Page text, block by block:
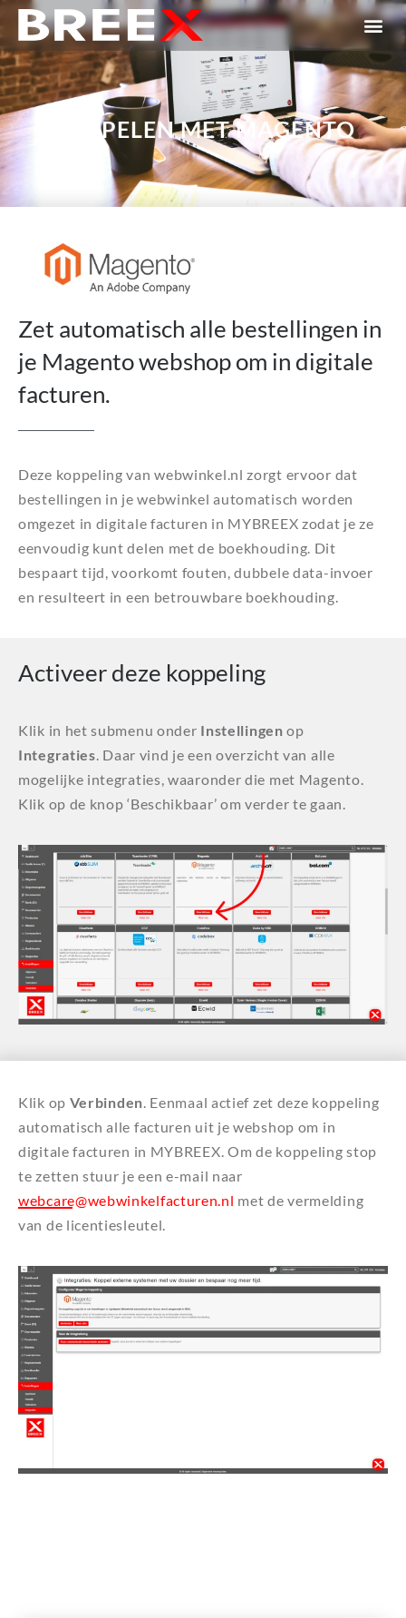
KOPPELEN MET MAGENTO
Zet automatisch alle bestellingen in
je Magento webshop om in digitale
facturen.
Deze koppeling van webwinkel.nl zorgt ervoor dat
bestellingen in je webwinkel automatisch worden
omgezet in digitale facturen in MYBREEX zodat je ze
eenvoudig kunt delen met de boekhouding. Dit
bespaart tijd, voorkomt fouten, dubbele data-invoer
en resulteert in een betrouwbare boekhouding.
Activeer deze koppeling
Klik in het submenu onder Instellingen op
Integraties . Daar vind je een overzicht van alle
mogelijke integraties, waaronder die met Magento.
Klik op de knop ‘Beschikbaar’ om verder te gaan.
Klik op Verbinden. Eenmaal actief zet deze koppeling
automatisch alle facturen uit je webshop om in
digitale facturen in MYBREEX. Om de koppeling stop
te zetten stuur je een e-mail naar
webcare@webwinkelfacturen.nl met de vermelding
van de licentiesleutel.